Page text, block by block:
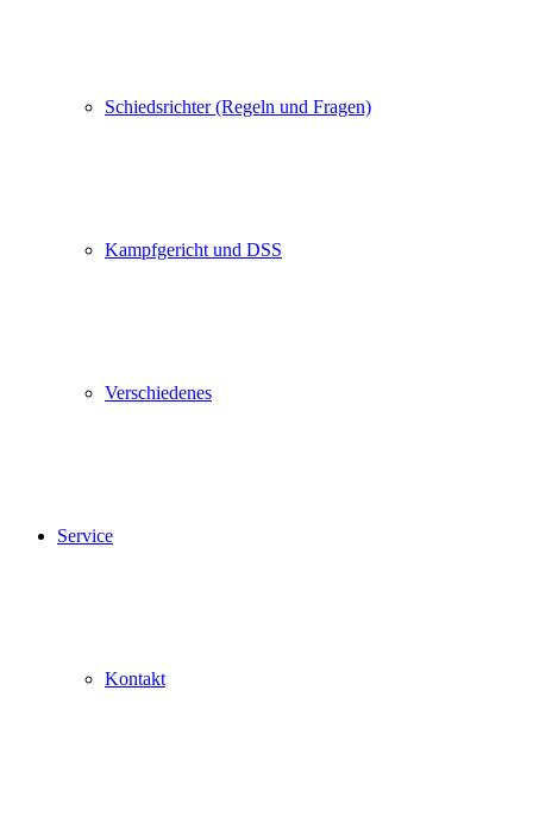
Schiedsrichter (Regeln und Fragen)
Kampfgericht und DSS
Verschiedenes
Service
Kontakt